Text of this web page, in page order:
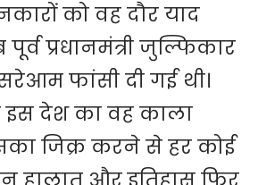
को वह दौर याद
प्रधानमंत्री जुल्फिकार
फांसी दी गई थी।
इस देश का वह काला
जिक्र करने से हर कोई